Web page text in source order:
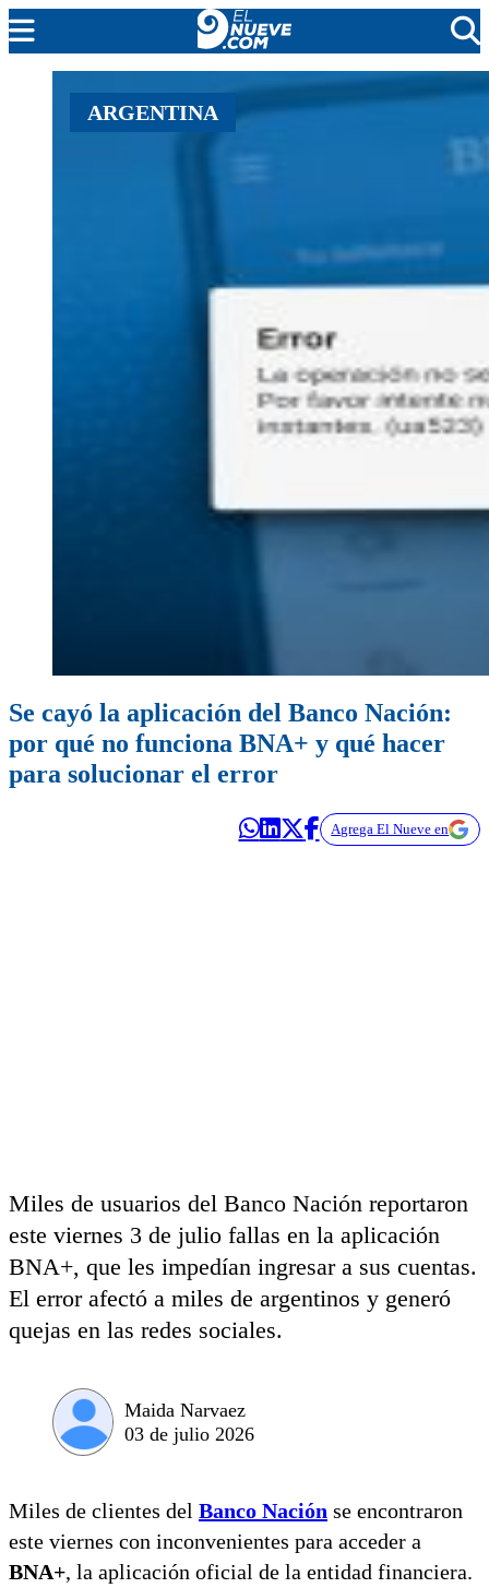
MENDOZA
CADA DÍA
ARGENTINA
Se cayó la aplicación del Banco Nación:
por qué no funciona BNA+ y qué hacer
para solucionar el error
Agrega El Nueve en
Miles de usuarios del Banco Nación reportaron
este viernes 3 de julio fallas en la aplicación
BNA+, que les impedían ingresar a sus cuentas.
El error afectó a miles de argentinos y generó
quejas en las redes sociales.
Maida Narvaez
03 de julio 2026
Miles de clientes del Banco Nación se encontraron
este viernes con inconvenientes para acceder a
BNA+, la aplicación oficial de la entidad financiera.